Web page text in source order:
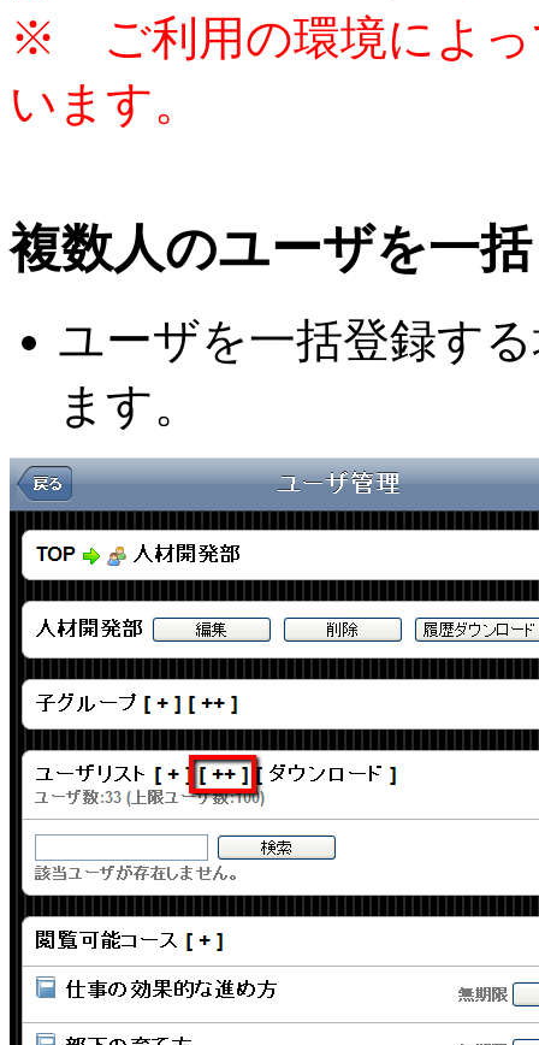
※ ご利用の環境によっ
います。
複数人のユーザを一
ユーザを一括登録す
ます。